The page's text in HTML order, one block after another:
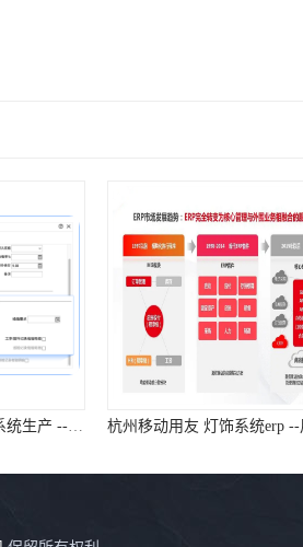
浙江免费用友 erp管理系统生产 --用友浙江服务中心 杭州移动用友 灯饰系统erp --用友浙江服务中心